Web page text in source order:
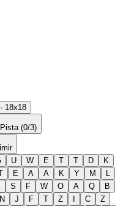
· 18x18
Pista (0/3)
U W E T T D
K
E A A K Y M
L
S F W O A Q
B
N J F T Z I C
Z